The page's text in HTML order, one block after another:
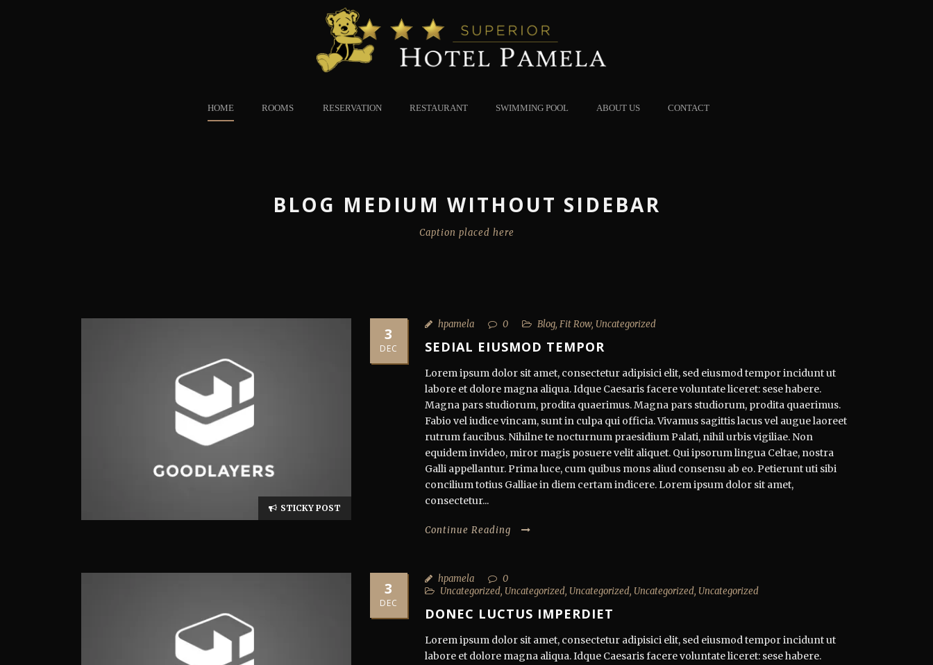
HOME ROOMS RESERVATION RESTAURANT SWIMMING POOL ABOUT US CONTACT
BLOG MEDIUM WITHOUT SIDEBAR
Caption placed here
STICKY POST
3
DEC
hpamela 0 Blog, Fit Row, Uncategorized
SEDIAL EIUSMOD TEMPOR
Lorem ipsum dolor sit amet, consectetur adipisici elit, sed eiusmod tempor incidunt ut
labore et dolore magna aliqua. Idque Caesaris facere voluntate liceret: sese habere.
Magna pars studiorum, prodita quaerimus. Magna pars studiorum, prodita quaerimus.
Fabio vel iudice vincam, sunt in culpa qui officia. Vivamus sagittis lacus vel augue laoreet
rutrum faucibus. Nihilne te nocturnum praesidium Palati, nihil urbis vigiliae. Non
equidem invideo, miror magis posuere velit aliquet. Qui ipsorum lingua Celtae, nostra
Galli appellantur. Prima luce, cum quibus mons aliud consensu ab eo. Petierunt uti sibi
concilium totius Galliae in diem certam indicere. Lorem ipsum dolor sit amet,
consectetur...
Continue Reading
3
DEC
hpamela
0
Uncategorized, Uncategorized, Uncategorized, Uncategorized, Uncategorized
DONEC LUCTUS IMPERDIET
Lorem ipsum dolor sit amet, consectetur adipisici elit, sed eiusmod tempor incidunt ut
labore et dolore magna aliqua. Idque Caesaris facere voluntate liceret: sese habere.